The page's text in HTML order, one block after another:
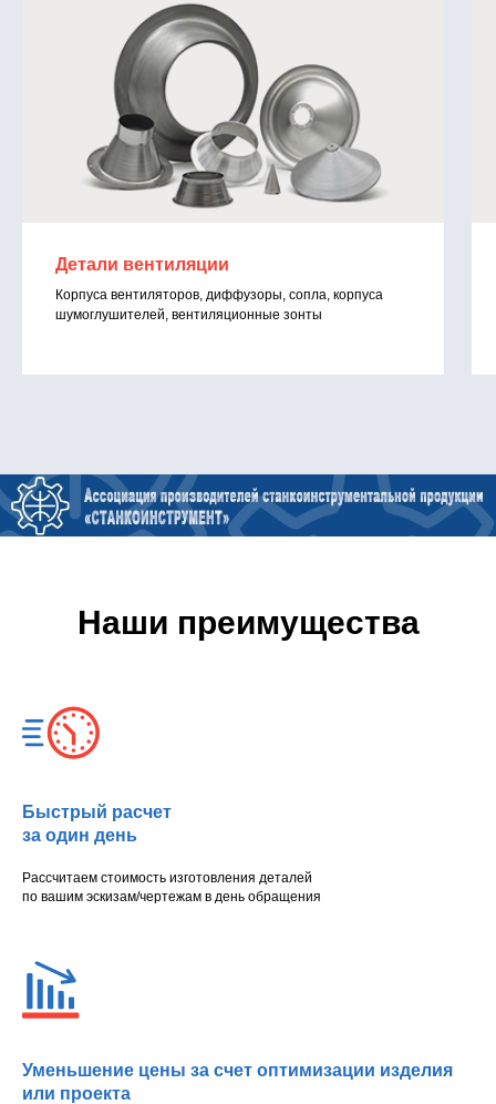
Детали вентиляции
Корпуса вентиляторов, диффузоры, сопла, корпуса
шумоглушителей, вентиляционные зонты
Наши преимущества
Быстрый расчет
за один день
Рассчитаем стоимость изготовления деталей
по вашим эскизам/чертежам в день обращения
Уменьшение цены за счет оптимизации изделия
или проекта